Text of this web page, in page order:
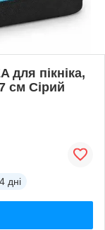
для пікніка,
см Сірий
дні